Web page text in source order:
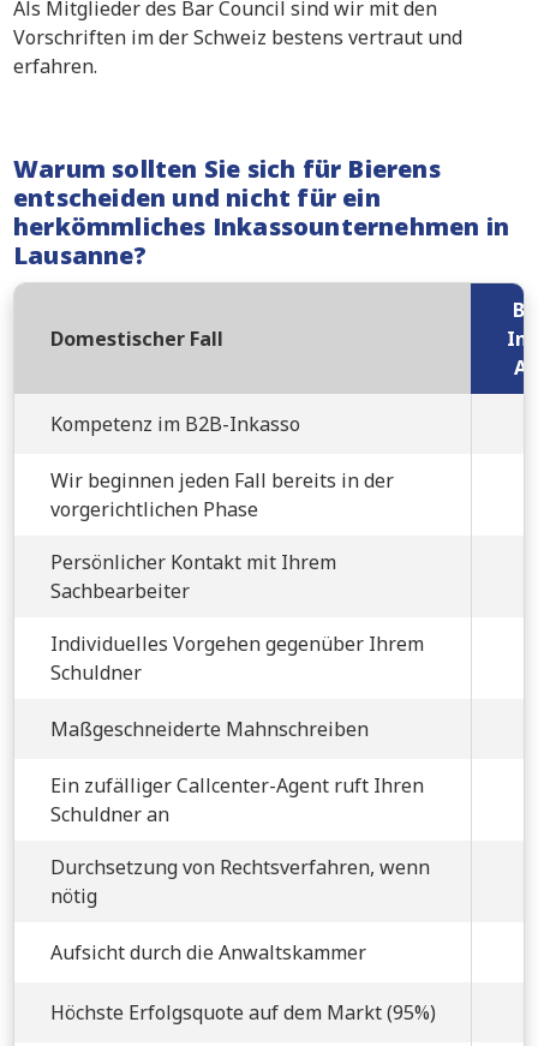
Als Mitglieder des Bar Council sind wir mit den
Vorschriften im der Schweiz bestens vertraut und
erfahren.
Warum sollten Sie sich für Bierens
entscheiden und nicht für ein
herkömmliches Inkassounternehmen in
Lausanne?
Domestischer Fall
Kompetenz im B2B-Inkasso
Wir beginnen jeden Fall bereits in der
vorgerichtlichen Phase
Persönlicher Kontakt mit Ihrem
Sachbearbeiter
Individuelles Vorgehen gegenüber Ihrem
Schuldner
Maßgeschneiderte Mahnschreiben
Ein zufälliger Callcenter-Agent ruft Ihren
Schuldner an
Durchsetzung von Rechtsverfahren, wenn
nötig
Aufsicht durch die Anwaltskammer
Höchste Erfolgsquote auf dem Markt (95%)